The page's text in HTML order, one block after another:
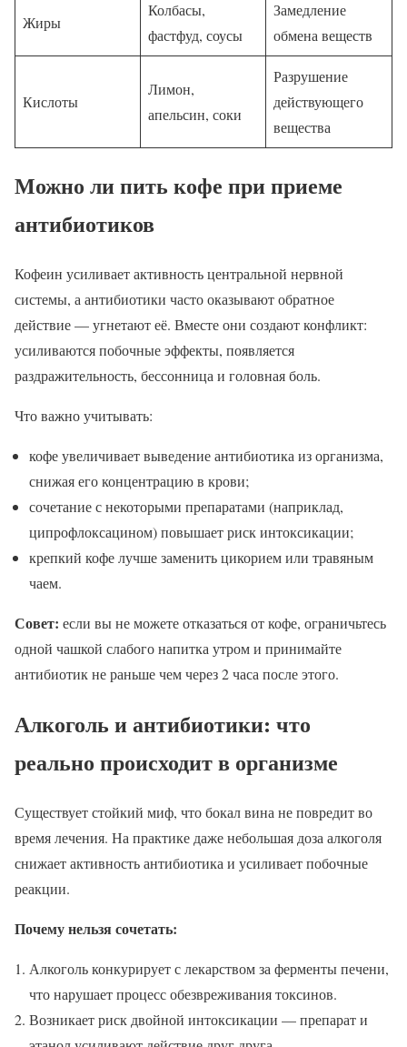
Жиры
Колбасы,
фастфуд, соусы
Замедление
обмена веществ
Кислоты
Лимон,
апельсин, соки
Разрушение
действующего
вещества
Можно ли пить кофе при приеме
антибиотиков
Кофеин усиливает активность центральной нервной
системы, а антибиотики часто оказывают обратное
действие — угнетают её. Вместе они создают конфликт:
усиливаются побочные эффекты, появляется
раздражительность, бессонница и головная боль.
Что важно учитывать:
кофе увеличивает выведение антибиотика из организма,
снижая его концентрацию в крови;
сочетание с некоторыми препаратами (наприклад,
ципрофлоксацином) повышает риск интоксикации;
крепкий кофе лучше заменить цикорием или травяным
чаем.
Совет: если вы не можете отказаться от кофе, ограничьтесь
одной чашкой слабого напитка утром и принимайте
антибиотик не раньше чем через 2 часа после этого.
Алкоголь и антибиотики: что
реально происходит в организме
Существует стойкий миф, что бокал вина не повредит во
время лечения. На практике даже небольшая доза алкоголя
снижает активность антибиотика и усиливает побочные
реакции.
Почему нельзя сочетать:
Алкоголь конкурирует с лекарством за ферменты печени,
что нарушает процесс обезвреживания токсинов.
Возникает риск двойной интоксикации — препарат и